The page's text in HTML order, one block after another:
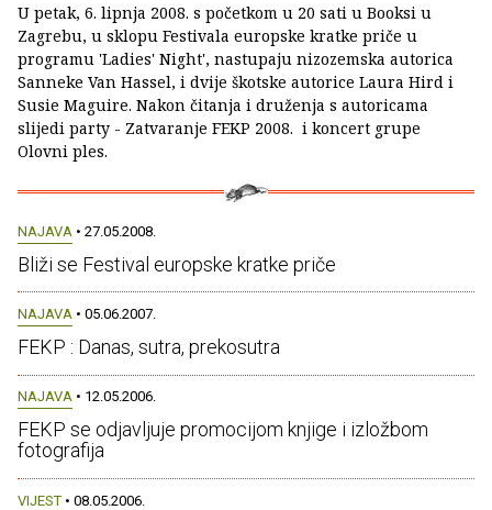
U petak, 6. lipnja 2008. s početkom u 20 sati u Booksi u
Zagrebu, u sklopu Festivala europske kratke priče u
programu 'Ladies' Night', nastupaju nizozemska autorica
Sanneke Van Hassel, i dvije škotske autorice Laura Hird i
Susie Maguire. Nakon čitanja i druženja s autoricama
slijedi party - Zatvaranje FEKP 2008. i koncert grupe
Olovni ples.
NAJAVA • 27.05.2008.
Bliži se Festival europske kratke priče
NAJAVA • 05.06.2007.
FEKP : Danas, sutra, prekosutra
NAJAVA • 12.05.2006.
FEKP se odjavljuje promocijom knjige i izložbom
fotografija
VIJEST • 08.05.2006.